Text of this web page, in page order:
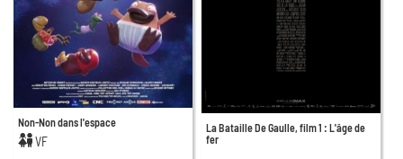
Non-Non dans l'espace
VF
La Bataille De Gaulle, film 1 : L'âge de
fer